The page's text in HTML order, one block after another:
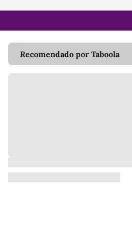
Recomendado por Taboola